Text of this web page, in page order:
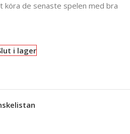
köra de senaste spelen med bra
i lager